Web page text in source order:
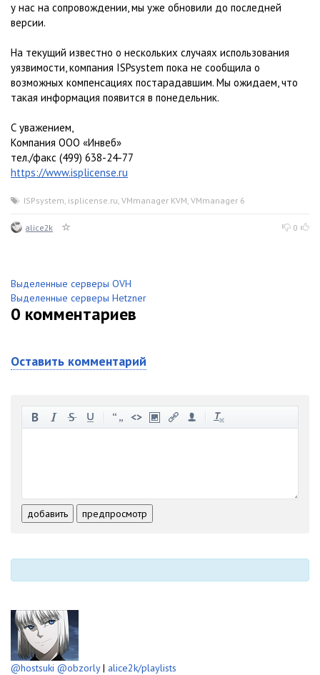
у нас на сопровождении, мы уже обновили до последней
версии.
На текущий известно о нескольких случаях использования
уязвимости, компания ISPsystem пока не сообщила о
возможных компенсациях постарадавшим. Мы ожидаем, что
такая информация появится в понедельник.
С уважением,
Компания ООО «Инвеб»
тел./факс (499) 638-24-77
https://www.isplicense.ru
ISPsystem, isplicense.ru, VMmanager KVM, VMmanager 6
alice2k 0
Выделенные серверы OVH
Выделенные серверы Hetzner
0 комментариев
Оставить комментарий
-
-
-
добавить предпросмотр
@hostsuki @obzorly| alice2k/playlists